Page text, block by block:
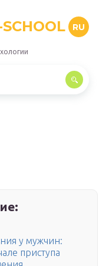
RU
у мужчин:
приступа